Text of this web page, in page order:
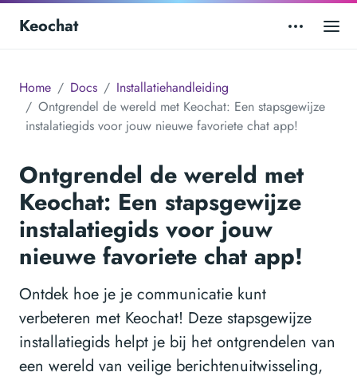
Keochat
Home Docs
Installatiehandleiding
Ontgrendel de wereld met Keochat: Een stapsgewijze
instalatiegids voor jouw nieuwe favoriete chat app!
Ontgrendel de wereld met
Keochat: Een stapsgewijze
instalatiegids voor jouw
nieuwe favoriete chat app!
Ontdek hoe je je communicatie kunt
verbeteren met Keochat! Deze stapsgewijze
installatiegids helpt je bij het ontgrendelen van
een wereld van veilige berichtenuitwisseling,